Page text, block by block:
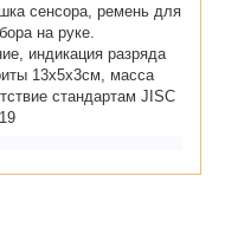
сенсора, ремень для
на руке.
индикация разряда
13x5x3см, масса
стандартам JISC